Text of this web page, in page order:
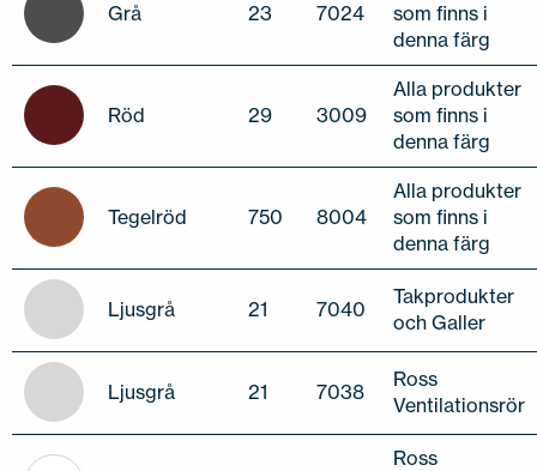
Grå 23 7024
som finns i
denna färg
Röd 29 3009
Alla produkter
som finns i
denna färg
Tegelröd 750 8004
Alla produkter
som finns i
denna färg
Ljusgrå 21 7040
Takprodukter
och Galler
Ljusgrå 21 7038
Ross
Ventilationsrör
Ross